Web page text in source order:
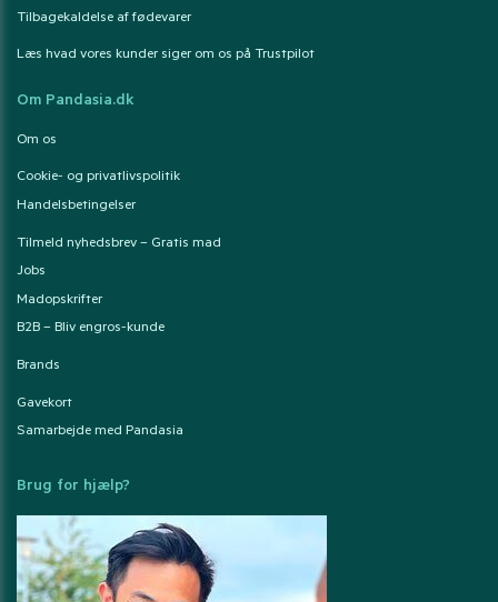
Tilbagekaldelse af fødevarer
Læs hvad vores kunder siger om os på Trustpilot
Om Pandasia.dk
Om os
Cookie- og privatlivspolitik
Handelsbetingelser
Tilmeld nyhedsbrev – Gratis mad
Jobs
Madopskrifter
B2B – Bliv engros-kunde
Brands
Gavekort
Samarbejde med Pandasia
Brug for hjælp?